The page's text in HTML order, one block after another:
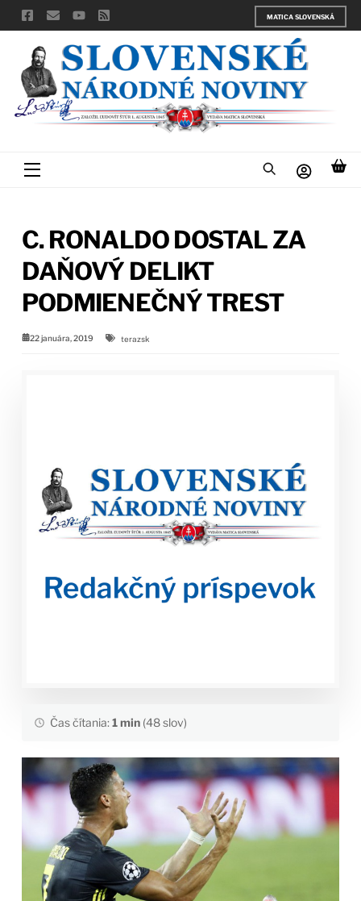
Skip
to
content
MATICA SLOVENSKÁ
Menu
C. RONALDO DOSTAL ZA
DAŇOVÝ DELIKT
PODMIENEČNÝ TREST
22 januára, 2019 terazsk
Čas čítania:1 min(48 slov)